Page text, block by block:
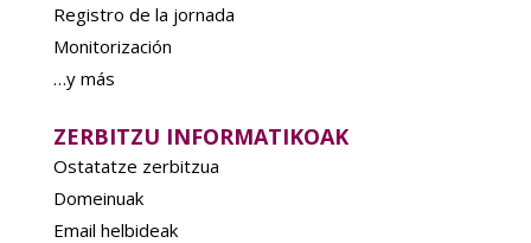
Registro de la jornada
Monitorización
…y más
ZERBITZU INFORMATIKOAK
Ostatatze zerbitzua
Domeinuak
Email helbideak